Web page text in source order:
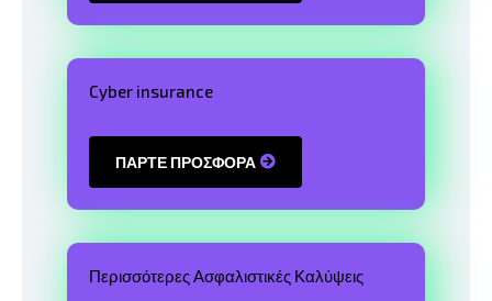
Cyber insurance
ΠΑΡΤΕ ΠΡΟΣΦΟΡΑ
Περισσότερες Ασφαλιστικές Καλύψεις